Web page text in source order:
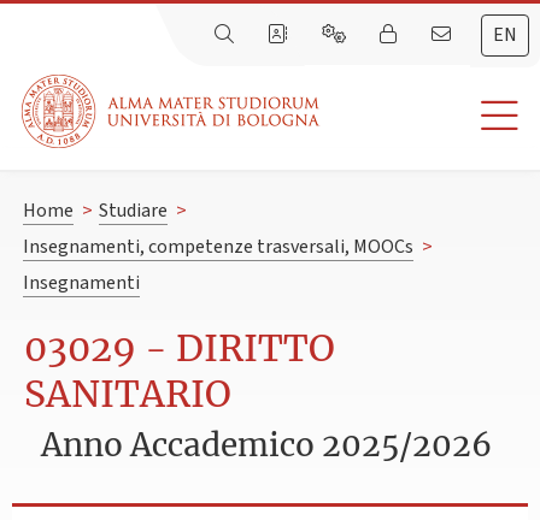
EN
Home > Studiare >
Insegnamenti, competenze trasversali, MOOCs >
Insegnamenti
03029 - DIRITTO
SANITARIO
Anno Accademico 2025/2026